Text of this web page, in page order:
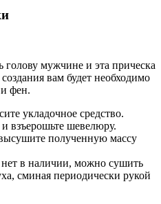
голову мужчине и эта прическа
вам будет необходимо
и фен.
укладочное средство.
взъерошьте шевелюру.
полученную массу
в наличии, можно сушить
сминая периодически рукой